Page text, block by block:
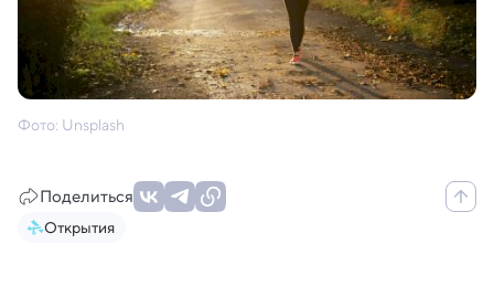
Фото: Unsplash
Поделиться
Открытия